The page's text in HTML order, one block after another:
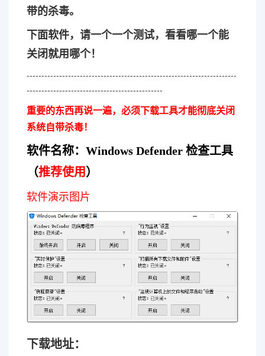
带的杀毒。
下面软件，请一个一个测试，看看哪一个能
关闭就用哪个！
-----------------------------------------------------------------------
----------------------------------------------
重要的东西再说一遍，必须下载工具才能彻底关闭
系统自带杀毒！
软件名称：Windows Defender 检查工具
（推荐使用 ）
软件演示图片
下载地址：